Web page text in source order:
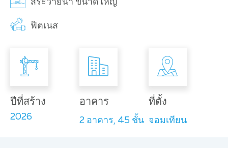
สระว่ายน้ำ ขนาดใหญ่
ฟิตเนส
ปีที่สร้าง
2026
อาคาร
2 อาคาร, 45 ชั้น
ที่ตั้ง
จอมเทียน